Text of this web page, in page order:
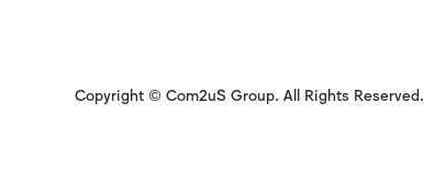
Copyright © Com2uS Group. All Rights Reserved.